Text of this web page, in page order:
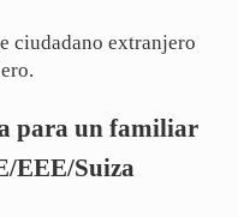
ciudadano extranjero
para un familiar
EEE/Suiza